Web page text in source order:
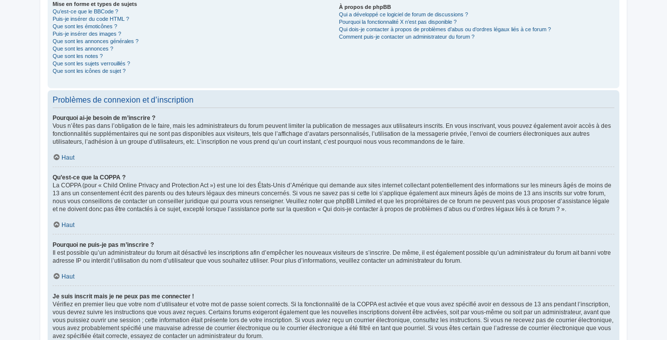
Mise en forme et types de sujets
Qu’est-ce que le BBCode ?
Puis-je insérer du code HTML ?
Que sont les émoticônes ?
Puis-je insérer des images ?
Que sont les annonces générales ?
Que sont les annonces ?
Que sont les notes ?
Que sont les sujets verrouillés ?
Que sont les icônes de sujet ?
À propos de phpBB
Qui a développé ce logiciel de forum de discussions ?
Pourquoi la fonctionnalité X n’est pas disponible ?
Qui dois-je contacter à propos de problèmes d’abus ou d’ordres légaux liés à ce forum ?
Comment puis-je contacter un administrateur du forum ?
Problèmes de connexion et d’inscription
Pourquoi ai-je besoin de m’inscrire ?
Vous n’êtes pas dans l’obligation de le faire, mais les administrateurs du forum peuvent limiter la publication de messages aux utilisateurs inscrits. En vous inscrivant, vous pouvez également avoir accès à des
fonctionnalités supplémentaires qui ne sont pas disponibles aux visiteurs, tels que l’affichage d’avatars personnalisés, l’utilisation de la messagerie privée, l’envoi de courriers électroniques aux autres
utilisateurs, l’adhésion à un groupe d’utilisateurs, etc. L’inscription ne vous prend qu’un court instant, c’est pourquoi nous vous recommandons de le faire.
Haut
Qu’est-ce que la COPPA ?
La COPPA (pour « Child Online Privacy and Protection Act ») est une loi des États-Unis d’Amérique qui demande aux sites internet collectant potentiellement des informations sur les mineurs âgés de moins de
13 ans un consentement écrit des parents ou des tuteurs légaux des mineurs concernés. Si vous ne savez pas si cette loi s’applique également aux mineurs âgés de moins de 13 ans inscrits sur votre forum,
nous vous conseillons de contacter un conseiller juridique qui pourra vous renseigner. Veuillez noter que phpBB Limited et que les propriétaires de ce forum ne peuvent pas vous proposer d’assistance légale
et ne doivent donc pas être contactés à ce sujet, excepté lorsque l’assistance porte sur la question « Qui dois-je contacter à propos de problèmes d’abus ou d’ordres légaux liés à ce forum ? ».
Haut
Pourquoi ne puis-je pas m’inscrire ?
Il est possible qu’un administrateur du forum ait désactivé les inscriptions afin d’empêcher les nouveaux visiteurs de s’inscrire. De même, il est également possible qu’un administrateur du forum ait banni votre
adresse IP ou interdit l’utilisation du nom d’utilisateur que vous souhaitez utiliser. Pour plus d’informations, veuillez contacter un administrateur du forum.
Haut
Je suis inscrit mais je ne peux pas me connecter !
Vérifiez en premier lieu que votre nom d’utilisateur et votre mot de passe soient corrects. Si la fonctionnalité de la COPPA est activée et que vous avez spécifié avoir en dessous de 13 ans pendant l’inscription,
vous devrez suivre les instructions que vous avez reçues. Certains forums exigeront également que les nouvelles inscriptions doivent être activées, soit par vous-même ou soit par un administrateur, avant que
vous puissiez ouvrir une session ; cette information était présente lors de votre inscription. Si vous aviez reçu un courrier électronique, consultez les instructions. Si vous ne recevez pas de courrier électronique,
vous avez probablement spécifié une mauvaise adresse de courrier électronique ou le courrier électronique a été filtré en tant que pourriel. Si vous êtes certain que l’adresse de courrier électronique que vous
avez spécifiée était correcte, essayez de contacter un administrateur du forum.